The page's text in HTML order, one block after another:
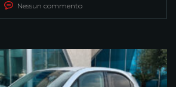
Nessun commento